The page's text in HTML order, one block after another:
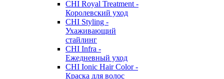
CHI Royal Treatment -
Королевский уход
CHI Styling -
Ухаживающий
стайлинг
CHI Infra -
Ежедневный уход
CHI Ionic Hair Color -
Краска для волос